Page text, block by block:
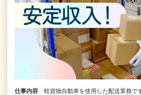
仕事内容
軽貨物自動車を使用した配送業務で